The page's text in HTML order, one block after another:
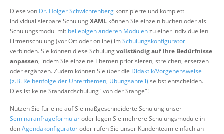
Suche
Diese von Dr. Holger Schwichtenberg konzipierte und komplett
individualisierbare SchulungXAML können Sie einzeln buchen oder als
Schulungsmodul mit beliebigen anderen Modulenzu einer individuellen
Firmenschulung (vor Ort oder online) imSchulungskonfigurator
verbinden. Sie können diese Schulungvollständig auf Ihre Bedürfnisse
anpassen, indem Sie einzelne Themen priorisieren, streichen, ersetzen
oder ergänzen. Zudem können Sie über die Didaktik/Vorgehensweise
(z.B. Reihenfolge der Unterthemen, Übungsanteil) selbst entscheiden.
Dies ist keine Standardschulung "von der Stange"!
Nutzen Sie für eine auf Sie maßgeschneiderte Schulung unser
Seminaranfrageformularoder legen Sie mehrere Schulungsmodule in
denAgendakonfiguratoroder rufen Sie unser Kundenteam einfach an